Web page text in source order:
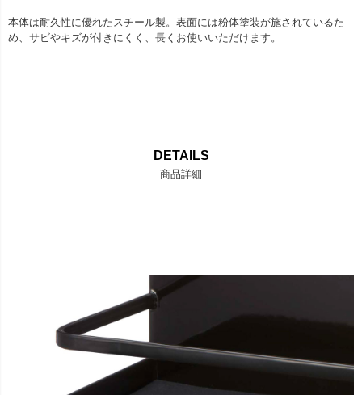
本体は耐久性に優れたスチール製。表面には粉体塗装が施されているた
め、サビやキズが付きにくく、長くお使いいただけます。
DETAILS
商品詳細